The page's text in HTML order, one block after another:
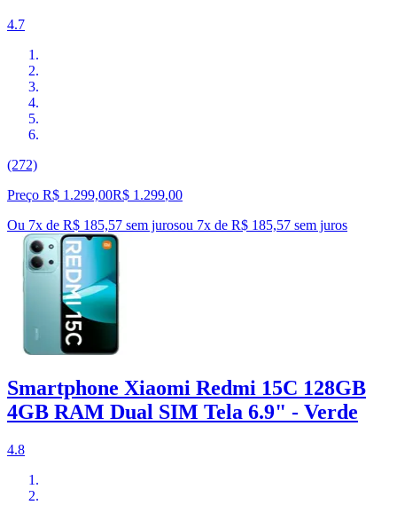
4.7
(272)
Preço R$ 1.299,00R$ 1.299,00
Ou 7x de R$ 185,57 sem jurosou 7x de R$ 185,57 sem juros
Smartphone Xiaomi Redmi 15C 128GB
4GB RAM Dual SIM Tela 6.9" - Verde
4.8